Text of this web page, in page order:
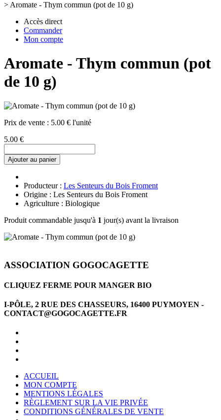
> Aromate - Thym commun (pot de 10 g)
Accès direct
Commander
Mon compte
Aromate - Thym commun (pot
de 10 g)
Prix de vente : 5.00 € l'unité
5.00 €
Ajouter au panier
Producteur : Les Senteurs du Bois Froment
Origine : Les Senteurs du Bois Froment
Agriculture : Biologique
Produit commandable jusqu'à 1 jour(s) avant la livraison
ASSOCIATION GOGOCAGETTE
CLIQUEZ FERME POUR MANGER BIO
I-PÔLE, 2 RUE DES CHASSEURS, 16400 PUYMOYEN -
CONTACT@GOGOCAGETTE.FR
ACCUEIL
MON COMPTE
MENTIONS LÉGALES
RÈGLEMENT SUR LA VIE PRIVÉE
CONDITIONS GÉNÉRALES DE VENTE